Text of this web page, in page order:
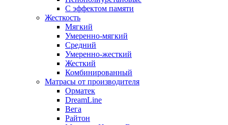
С эффектом памяти
Жесткость
Мягкий
Умеренно-мягкий
Средний
Умеренно-жесткий
Жесткий
Комбинированный
Матрасы от производителя
Орматек
DreamLine
Вега
Райтон